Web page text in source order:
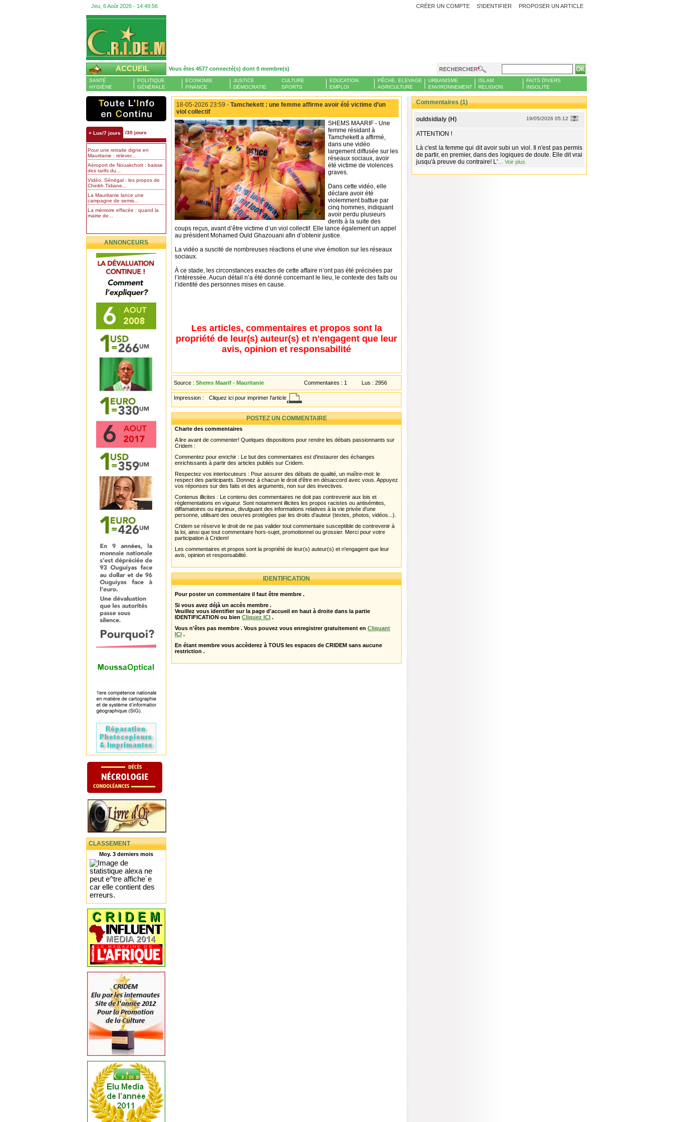
Jeu, 6 Août 2026 - 14:49:57 PROPOSER UN ARTICLE
CRÉER UN COMPTE S'IDENTIFIER
ACCUEIL Vous êtes 4577 connecté(s) dont 0 membre(s) RECHERCHER
SANTÉ
HYGIÈNE
POLITIQUE
GÉNÉRALE
ECONOMIE
FINANCE
JUSTICE
DÉMOCRATIE
CULTURE
SPORTS
EDUCATION
EMPLOI
PÊCHE, ELEVAGE
AGRICULTURE
URBANISME
ENVIRONNEMENT
ISLAM
RELIGION
FAITS DIVERS
INSOLITE
+ Lus/7 jours /30 jours
Pour une retraite digne en
Mauritanie : relever...
Aéroport de Nouakchott : baisse
des tarifs du...
Vidéo. Sénégal : les propos de
Cheikh Tidiane...
La Mauritanie lance une
campagne de semis...
La mémoire effacée : quand la
mairie de...
ANNONCEURS
CLASSEMENT
Moy. 3 derniers mois
18-05-2026 23:59 - Tamchekett : une femme affirme avoir été victime d’un
viol collectif
SHEMS MAARIF - Une
femme résidant à
Tamchekett a affirmé,
dans une vidéo
largement diffusée sur les
réseaux sociaux, avoir
été victime de violences
graves.
Dans cette vidéo, elle
déclare avoir été
violemment battue par
cinq hommes, indiquant
avoir perdu plusieurs
dents à la suite des
coups reçus, avant d’être victime d’un viol collectif. Elle lance également un appel
au président Mohamed Ould Ghazouani afin d’obtenir justice.
La vidéo a suscité de nombreuses réactions et une vive émotion sur les réseaux
sociaux.
À ce stade, les circonstances exactes de cette affaire n’ont pas été précisées par
l’intéressée. Aucun détail n’a été donné concernant le lieu, le contexte des faits ou
l’identité des personnes mises en cause.
Les articles, commentaires et propos sont la
propriété de leur(s) auteur(s) et n'engagent que leur
avis, opinion et responsabilité
Source : Shems Maarif - Mauritanie Commentaires : 1 Lus : 2956
Impression : Cliquez ici pour imprimer l'article
POSTEZ UN COMMENTAIRE
Charte des commentaires
A lire avant de commenter! Quelques dispositions pour rendre les débats passionnants sur
Cridem :
Commentez pour enrichir : Le but des commentaires est d'instaurer des échanges
enrichissants à partir des articles publiés sur Cridem.
Respectez vos interlocuteurs : Pour assurer des débats de qualité, un maître-mot: le
respect des participants. Donnez à chacun le droit d'être en désaccord avec vous. Appuyez
vos réponses sur des faits et des arguments, non sur des invectives.
Contenus illicites : Le contenu des commentaires ne doit pas contrevenir aux lois et
réglementations en vigueur. Sont notamment illicites les propos racistes ou antisémites,
diffamatoires ou injurieux, divulguant des informations relatives à la vie privée d'une
personne, utilisant des oeuvres protégées par les droits d'auteur (textes, photos, vidéos...).
Cridem se réserve le droit de ne pas valider tout commentaire susceptible de contrevenir à
la loi, ainsi que tout commentaire hors-sujet, promotionnel ou grossier. Merci pour votre
participation à Cridem!
Les commentaires et propos sont la propriété de leur(s) auteur(s) et n'engagent que leur
avis, opinion et responsabilité.
IDENTIFICATION
Pour poster un commentaire il faut être membre .
Si vous avez déjà un accès membre .
Veuillez vous identifier sur la page d'accueil en haut à droite dans la partie
IDENTIFICATION ou bien Cliquez ICI .
Vous n'êtes pas membre . Vous pouvez vous enregistrer gratuitement en Cliquant
ICI .
En étant membre vous accèderez à TOUS les espaces de CRIDEM sans aucune
restriction .
Commentaires (1)
ouldsidialy (H) 19/05/2026 05:12
ATTENTION !
Là c'est la femme qui dit avoir subi un viol. Il n'est pas permis
de partir, en premier, dans des logiques de doute. Elle dit vrai
jusqu'à preuve du contraire! L'
Voir plus